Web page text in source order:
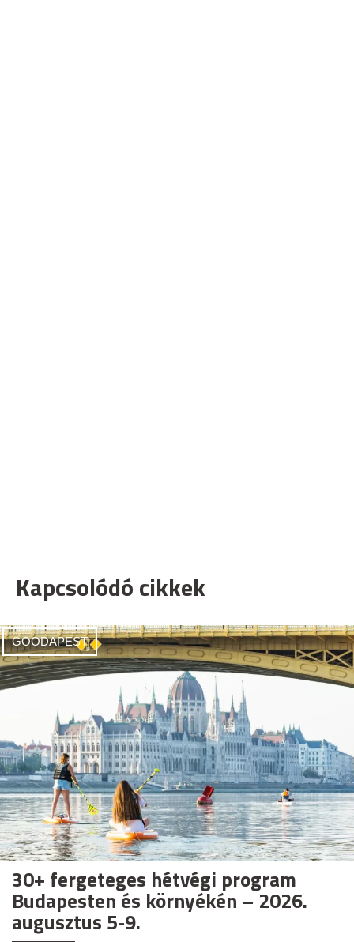
Kapcsolódó cikkek
GOODAPEST
30+ fergeteges hétvégi program
Budapesten és környékén – 2026.
augusztus 5-9.